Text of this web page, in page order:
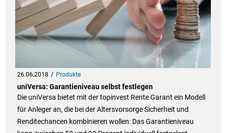
26.06.2018 Produkte
uniVersa: Garantieniveau selbst festlegen
Die uniVersa bietet mit der topinvest Rente Garant ein Modell
für Anleger an, die bei der Altersvorsorge Sicherheit und
Renditechancen kombinieren wollen: Das Garantieniveau